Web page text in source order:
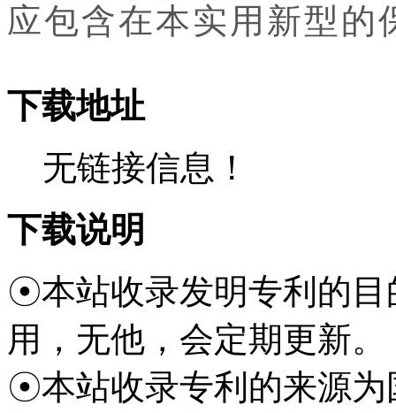
应包含在本实用新型的
下载地址
无链接信息！
下载说明
☉本站收录发明专利的目
用，无他，会定期更新。
☉本站收录专利的来源为